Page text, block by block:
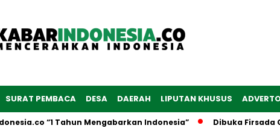
SURAT PEMBACA DESA DAERAH LIPUTAN KHUSUS
“1 Tahun Mengabarkan Indonesia” Dibuka Firsada